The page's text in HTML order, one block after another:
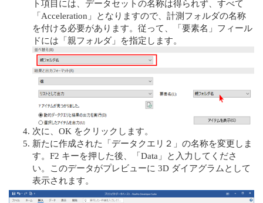
ト項目には、データセットの名称は得られず、すべて
「Acceleration」となりますので、計測フォルダの名称
を付ける必要があります。従って、「要素名」フィール
ドには「親フォルダ」を指定します。
次に、OK をクリックします。
新たに作成された「データクエリ２」の名称を変更しま
す。F2 キーを押した後、「Data」と入力してくださ
い。このデータがプレビューに 3D ダイアグラムとして
表示されます。